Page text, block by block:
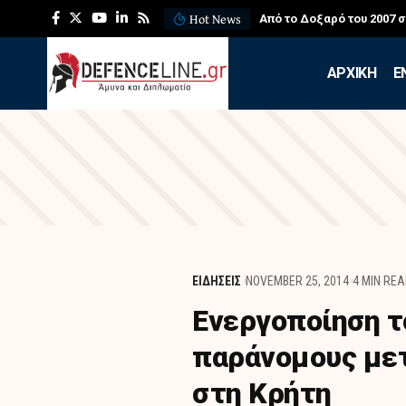
Hot News Από το Δοξαρό του 2007
APXIKH
ΕΙΔΗΣΕΙΣ NOVEMBER 25, 2014 4 MIN
Ενεργοποίηση
παράνομους
στη Κρήτη